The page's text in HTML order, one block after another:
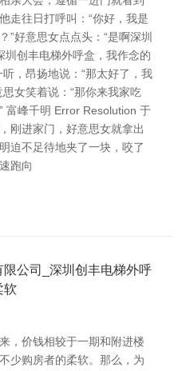
走往日打呼叫：“你好，我是
”好意思女点点头：“是啊深圳
圳创丰电梯外呼盒，我作念的
，昂扬地说：“那太好了，我
女笑着说：“那你来我家吃
富峰千明 Error Resolution 于
刚进家门，好意思女就拿出
迫不足待地夹了一块，咬了
跑向
公司_深圳创丰电梯外呼
软
，价钱相较于一期和附进楼
少购房者的柔软。那么，为